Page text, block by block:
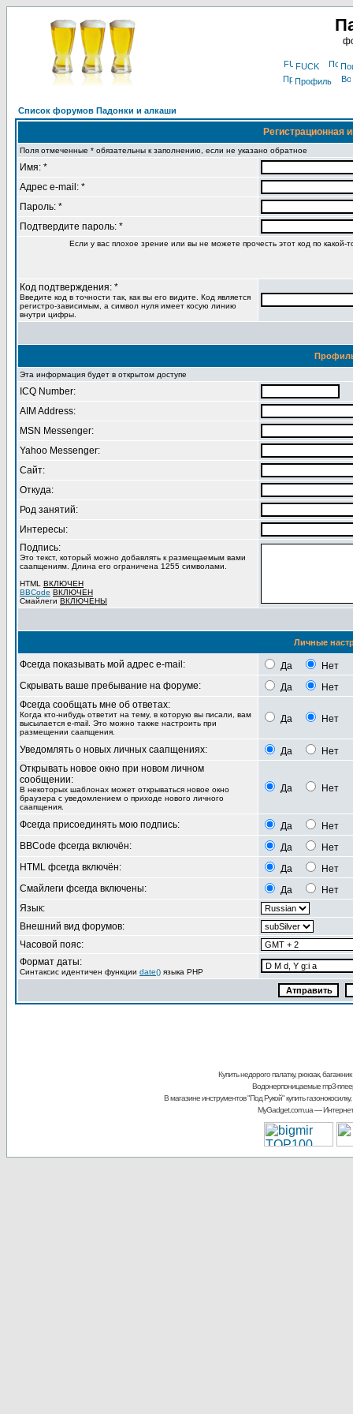
FUCK
Профиль
Список форумов Падонки и алкаши
Регистрационная
Поля отмеченные * обязательны к заполнению, если не указано обратное
Имя: *
Адрес e-mail: *
Пароль: *
Подтвердите пароль: *
Если у вас плохое зрение или вы не можете прочесть этот код по
Код подтверждения: *
Введите код в точности так, как вы его видите. Код является
регистро-зависимым, а символ нуля имеет косую линию
внутри цифры.
Эта информация будет в открытом доступе
ICQ Number:
AIM Address:
MSN Messenger:
Yahoo Messenger:
Сайт:
Откуда:
Род занятий:
Интересы:
Подпись:
Это текст, который можно добавлять к размещаемым вами
саапщениям. Длина его ограничена 1255 символами.
HTML ВКЛЮЧЕН
BBCode ВКЛЮЧЕН
Смайлеги ВКЛЮЧЕНЫ
Личные
Фсегда показывать мой адрес e-mail: Да
Нет
Скрывать ваше пребывание на форуме:
Да
Нет
Фсегда сообщать мне об ответах:
Когда кто-нибудь ответит на тему, в которую вы писали, вам
высылается e-mail. Это можно также настроить при
размещении саапщения.
Да Нет
Уведомлять о новых личных саапщениях: Да
Нет
Открывать новое окно при новом личном
сообщении:
В некоторых шаблонах может открываться новое окно
браузера с уведомлением о приходе нового личного
саапщения.
Да Нет
Фсегда присоединять мою подпись: Да
Нет
BBCode фсегда включён:
Да
Нет
HTML фсегда включён:
Да
Нет
Смайлеги фсегда включены:
Да
Нет
Язык:
Внешний вид форумов:
Часовой пояс:
Формат даты:
Синтаксис идентичен функции date() языка PHP
Купить недорого палатку, рюкзак, багажник
Водонерпоницаемые mp3-
В магазине инструментов "Под Рукой"купить
MyGadget.com.ua—